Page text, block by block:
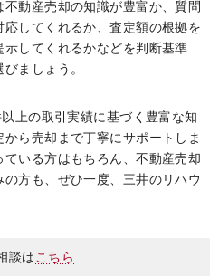
動産売却の知識が豊富か、質問
してくれるか、査定額の根拠を
してくれるかなどを判断基準
ましょう。
上の取引実績に基づく豊富な知
ら売却まで丁寧にサポートしま
いる方はもちろん、不動産売却
方も、ぜひ一度、三井のリハウ
談は こちら